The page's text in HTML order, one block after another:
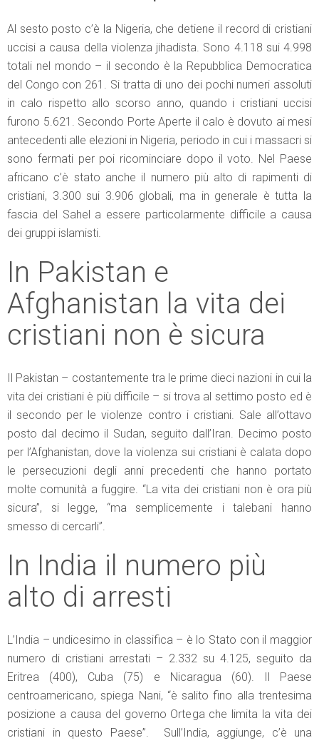
Al sesto posto c’è la Nigeria, che detiene il record di cristiani
uccisi a causa della violenza jihadista. Sono 4.118 sui 4.998
totali nel mondo – il secondo è la Repubblica Democratica
del Congo con 261. Si tratta di uno dei pochi numeri assoluti
in calo rispetto allo scorso anno, quando i cristiani uccisi
furono 5.621. Secondo Porte Aperte il calo è dovuto ai mesi
antecedenti alle elezioni in Nigeria, periodo in cui i massacri si
sono fermati per poi ricominciare dopo il voto. Nel Paese
africano c’è stato anche il numero più alto di rapimenti di
cristiani, 3.300 sui 3.906 globali, ma in generale è tutta la
fascia del Sahel a essere particolarmente difficile a causa
dei gruppi islamisti.
In Pakistan e
Afghanistan la vita dei
cristiani non è sicura
Il Pakistan – costantemente tra le prime dieci nazioni in cui la
vita dei cristiani è più difficile – si trova al settimo posto ed è
il secondo per le violenze contro i cristiani. Sale all’ottavo
posto dal decimo il Sudan, seguito dall’Iran. Decimo posto
per l’Afghanistan, dove la violenza sui cristiani è calata dopo
le persecuzioni degli anni precedenti che hanno portato
molte comunità a fuggire. “La vita dei cristiani non è ora più
sicura”, si legge, “ma semplicemente i talebani hanno
smesso di cercarli”.
In India il numero più
alto di arresti
L’India – undicesimo in classifica – è lo Stato con il maggior
numero di cristiani arrestati – 2.332 su 4.125, seguito da
Eritrea (400), Cuba (75) e Nicaragua (60). Il Paese
centroamericano, spiega Nani, “è salito fino alla trentesima
posizione a causa del governo Ortega che limita la vita dei
cristiani in questo Paese”. Sull’India, aggiunge, c’è una